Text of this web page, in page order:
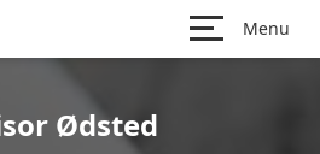
Menu
Ødsted